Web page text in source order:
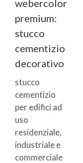
webercolor
premium:
stucco
cementizio
decorativo
stucco
cementizio
per edifici ad
uso
residenziale,
industriale e
commerciale